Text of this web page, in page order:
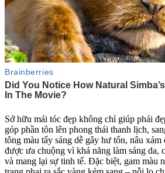
Sở hữu mái tóc đẹp không chỉ giúp phái
góp phần tôn lên phong thái thanh lịch,
tông màu tẩy sáng dễ gây hư tổn, nâu
được ưa chuộng vì khả năng làm sáng da,
và mang lại sự tinh tế. Đặc biệt, gam màu